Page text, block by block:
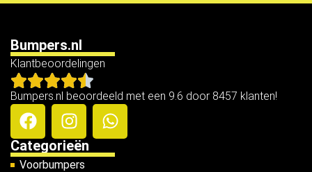
Bumpers.nl
Klantbeoordelingen
Bumpers.nl beoordeeld met een 9.6 door 8457 klanten!
Categorieën
Voorbumpers